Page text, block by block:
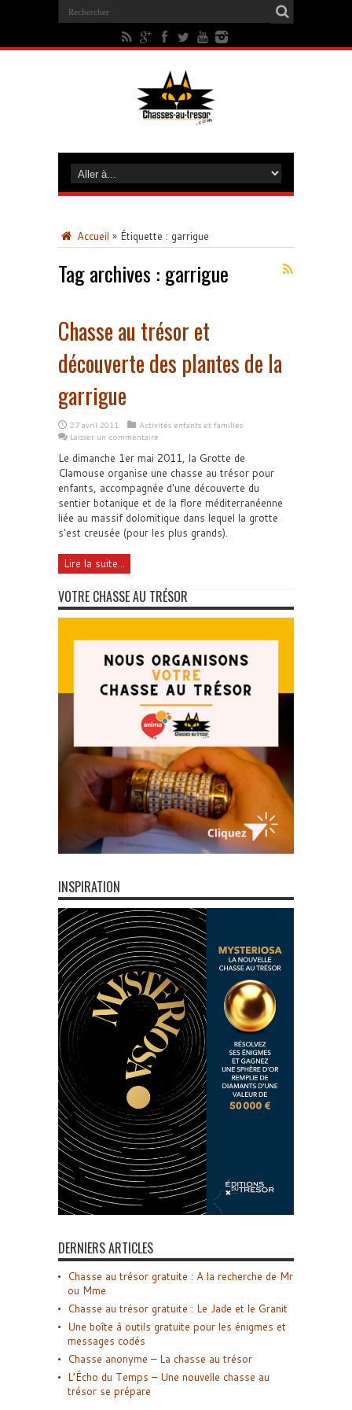
Accueil » Étiquette : garrigue
Tag archives : garrigue
Chasse au trésor et
découverte des plantes de la
garrigue
27 avril 2011
Activités enfants et familles
Laisser un commentaire
Le dimanche 1er mai 2011, la Grotte de
Clamouse organise une chasse au trésor pour
enfants, accompagnée d'une découverte du
sentier botanique et de la flore méditerranéenne
liée au massif dolomitique dans lequel la grotte
s'est creusée (pour les plus grands).
Lire la suite...
VOTRE CHASSE AU TRÉSOR
INSPIRATION
DERNIERS ARTICLES
Chasse au trésor gratuite : A la recherche de Mr
ou Mme
Chasse au trésor gratuite : Le Jade et le Granit
Une boîte à outils gratuite pour les énigmes et
messages codés
Chasse anonyme – La chasse au trésor
L’Écho du Temps – Une nouvelle chasse au
trésor se prépare